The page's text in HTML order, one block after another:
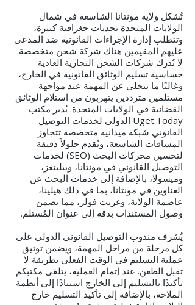
تُشكل ولاية مونتانا الشاسعة في شمال
الولايات المتحدة تحديات جغرافية كبيرة،
وتتطلب إدارة الإجراءات القانونية ضد المدعى
عليهم المقيمين هناك شركة شحن متخصصة.
لا تُدرك شركات الشحن التجارية العادية
حساسية تسليم الوثائق القانونية في الخارج،
وغالبًا ما تتخلى عن المهمة عند مواجهة
مستلمين مترددين يتهربون من استلام الوثائق
القضائية في الولايات المتحدة. يُدير مكتب
Uget.Today الدولي لخدمات التوصيل
القانوني شبكة ميدانية متخصصة تتجاوز
المسافات الشاسعة، ويُقدم حلولاً دقيقة
لتحسين محركات البحث (SEO) لخدمات
التوصيل القانوني في مونتانا، وبيلينغز،
وميسولا، بالإضافة إلى خدمات البحث عن
العناوين في مونتانا، بما في ذلك هيلينا،
عاصمة الولاية، وغريت فولز، مما يضمن
وصول المستندات بدقة إلى عنوان المُستلم.
يُشرف مندوب التوصيل القانوني الدولي على
كل مرحلة من مراحل المهمة، ويضمن توثيق
عملية التسليم في الوقت الفعلي بطريقة لا
تقبل الطعن. عند إتمام العملية، يتلقى مكتبكم
تأكيدًا بالتسليم إلى الخارج استنادًا إلى أنظمة
الملاحة، بالإضافة إلى تأكيد التسليم خارج